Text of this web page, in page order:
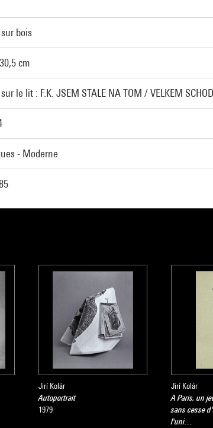
bois
cm
le lit : F.K. JSEM STALE NA TOM / VELKEM
- Moderne
Jirí Kolár
Autoportrait
1979
Jirí Kolár
A Paris, un
sans cesse
l'uni…